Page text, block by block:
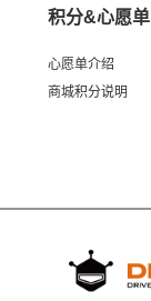
积分&心愿单
心愿单介绍
商城积分说明